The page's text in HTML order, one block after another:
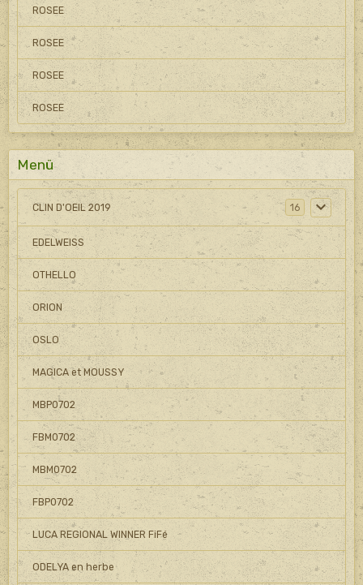
ROSEE
ROSEE
ROSEE
ROSEE
Menü
CLIN D'OEIL 2019 16
EDELWEISS
OTHELLO
ORION
OSLO
MAGICA et MOUSSY
MBP0702
FBM0702
MBM0702
FBP0702
LUCA REGIONAL WINNER FiFé
ODELYA en herbe